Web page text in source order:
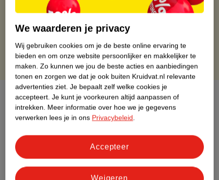
Gratis thuisbezorgd vanaf 50.00
Gratis punten met je Kruidvat kaart
Over dit product
Productinformatie
Etiketinformatie
Nature Impact Score
We waarderen je privacy
Wij gebruiken cookies om je de beste online ervaring te
bieden en om onze website persoonlijker en makkelijker te
maken. Zo kunnen we jou de beste acties en aanbiedingen
tonen en zorgen we dat je ook buiten Kruidvat.nl relevante
advertenties ziet. Je bepaalt zelf welke cookies je
accepteert. Je kunt je voorkeuren altijd aanpassen of
intrekken. Meer informatie over hoe we je gegevens
verwerken lees je in ons Privacybeleid.
Weigeren
Accepteer